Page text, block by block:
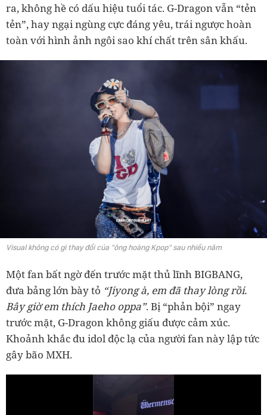
ra, không hề có dấu hiệu tuổi tác. G-Dragon vẫn “tẻn
tẻn”, hay ngại ngùng cực đáng yêu, trái ngược hoàn
toàn với hình ảnh ngôi sao khí chất trên sân khấu.
Visual không có gì thay đổi của "ông hoàng Kpop" sau nhiều năm
Một fan bất ngờ đến trước mặt thủ lĩnh BIGBANG,
đưa bảng lớn bày tỏ “Jiyong à, em đã thay lòng rồi.
Bây giờ em thích Jaeho oppa”. Bị “phản bội” ngay
trước mặt, G-Dragon không giấu được cảm xúc.
Khoảnh khắc đu idol độc lạ của người fan này lập tức
gây bão MXH.